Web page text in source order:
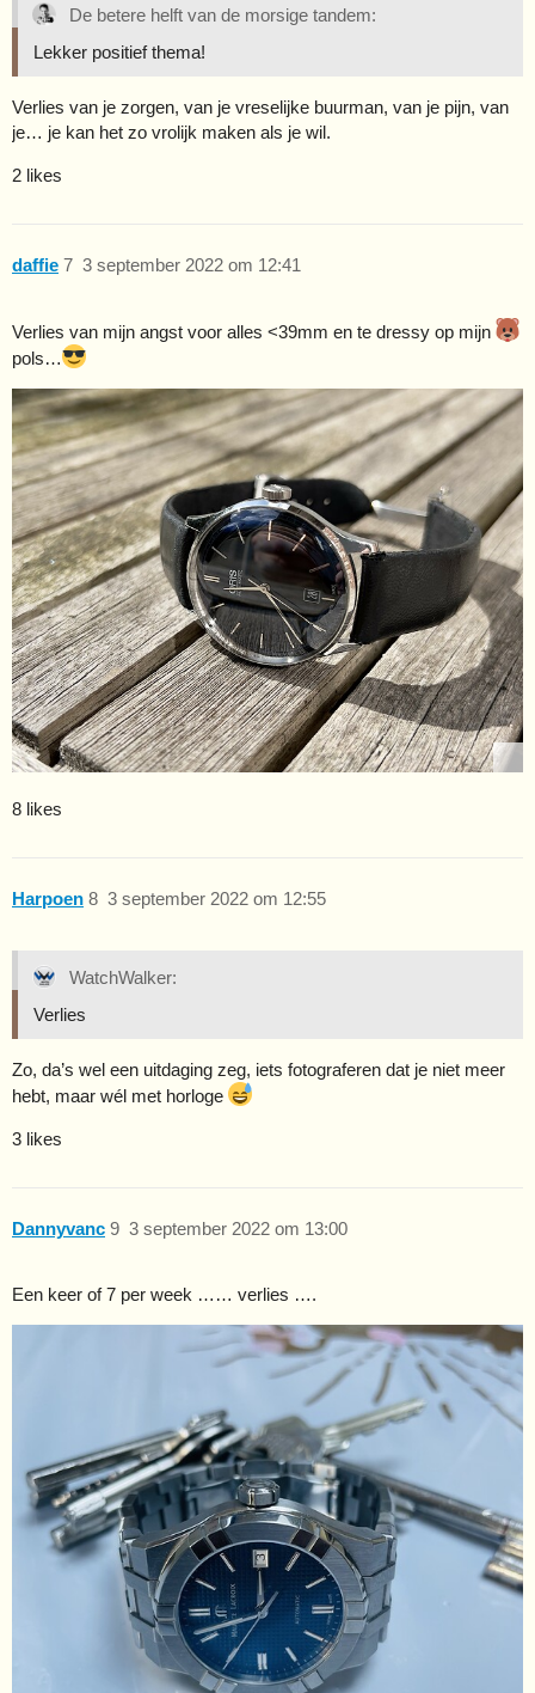
De betere helft van de morsige tandem:
Lekker positief thema!
Verlies van je zorgen, van je vreselijke buurman, van je pijn, van
je… je kan het zo vrolijk maken als je wil.
2 likes
daffie 3 september 2022 om 12:41
7
Verlies van mijn angst voor alles <39mm en te dressy op mijn
pols…
8 likes
Harpoen 3 september 2022 om 12:55
8
WatchWalker:
Verlies
Zo, da’s wel een uitdaging zeg, iets fotograferen dat je niet meer
hebt, maar wél met horloge
3 likes
Dannyvanc 3 september 2022 om 13:00
9
Een keer of 7 per week …… verlies ….